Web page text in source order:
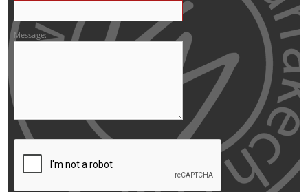
Message: